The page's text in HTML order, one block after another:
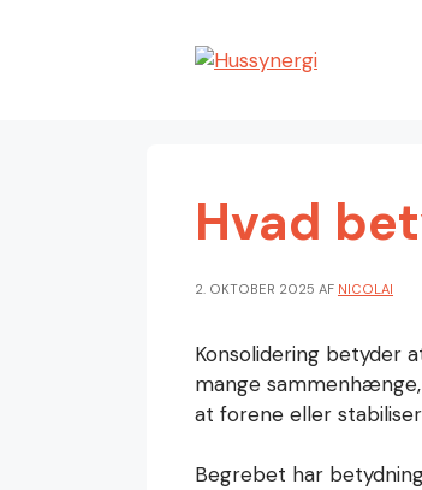
Hvad
2. OKTOBER 2025 AF NICOLAI
Konsolidering betyder
mange
at forene eller
Begrebet har